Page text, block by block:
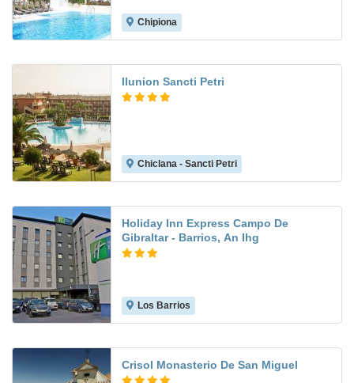
Chipiona
Ilunion Sancti Petri
Chiclana - Sancti Petri
Holiday Inn Express Campo De
Gibraltar - Barrios, An Ihg
Los Barrios
Crisol Monasterio De San Miguel